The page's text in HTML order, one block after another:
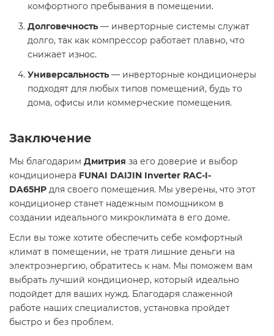
комфортного пребывания в помещении.
Долговечность — инверторные системы служат
долго, так как компрессор работает плавно, что
снижает износ.
Универсальность — инверторные кондиционеры
подходят для любых типов помещений, будь то
дома, офисы или коммерческие помещения.
Заключение
Мы благодарим Дмитрия за его доверие и выбор
кондиционера FUNAI DAIJIN Inverter RAC-I-
DA65HP для своего помещения. Мы уверены, что этот
кондиционер станет надежным помощником в
создании идеального микроклимата в его доме.
Если вы тоже хотите обеспечить себе комфортный
климат в помещении, не тратя лишние деньги на
электроэнергию, обратитесь к нам. Мы поможем вам
выбрать лучший кондиционер, который идеально
подойдет для ваших нужд. Благодаря слаженной
работе наших специалистов, установка пройдет
быстро и без проблем.